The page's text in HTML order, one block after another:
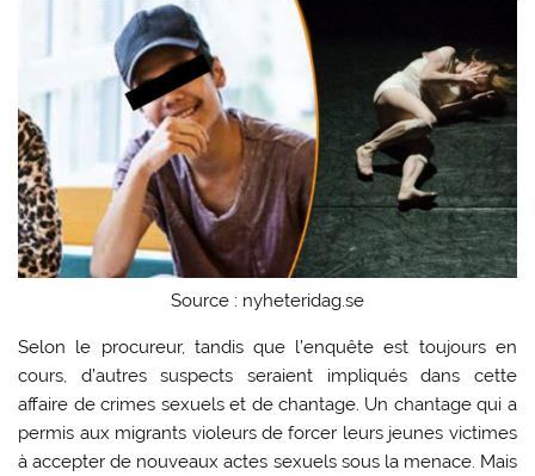
Source : nyheteridag.se
Selon le procureur, tandis que l’enquête est toujours en
cours, d’autres suspects seraient impliqués dans cette
affaire de crimes sexuels et de chantage. Un chantage qui a
permis aux migrants violeurs de forcer leurs jeunes victimes
à accepter de nouveaux actes sexuels sous la menace. Mais